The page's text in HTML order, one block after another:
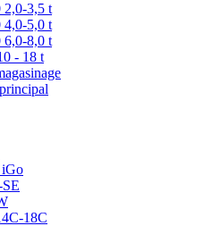
3,5 t
5,0 t
8,0 t
- 18 t
18C